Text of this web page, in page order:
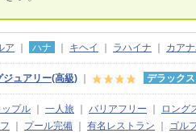
ア ハナ キヘイ ラハイナ カアナ
ジュアリー(高級) デラックス
ップル 一人旅 バリアフリー ロング
プール完備 有名レストラン ゴル